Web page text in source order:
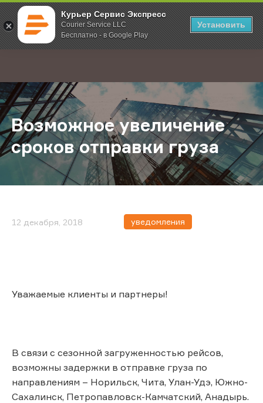
Курьер Сервис Экспресс
Courier Service LLC
Бесплатно - в Google Play
Установить
; Главная О компании Новости Возможное увеличение сроков
Возможное увеличение
сроков отправки груза
12 декабря, 2018 уведомления
Уважаемые клиенты и партнеры!
В связи с сезонной загруженностью рейсов,
возможны задержки в отправке груза по
направлениям – Норильск, Чита, Улан-Удэ, Южно-
Сахалинск, Петропавловск-Камчатский, Анадырь.